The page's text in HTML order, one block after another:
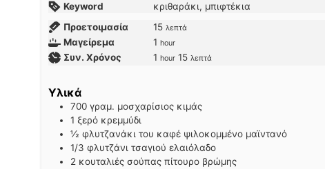
Keyword
κριθαράκι, μπιφτέκια
Προετοιμασία
15λεπτά
λεπτά
Μαγείρεμα 1hour
hour
Συν. Χρόνος 1hour
hour 15λεπτά
λεπτά
Υλικά
700 γραμ. μοσχαρίσιος κιμάς
1 ξερό κρεμμύδι
½ φλυτζανάκι του καφέ ψιλοκομμένο μαϊντανό
1/3 φλυτζάνι τσαγιού ελαιόλαδο
2 κουταλιές σούπας πίτουρο βρώμης